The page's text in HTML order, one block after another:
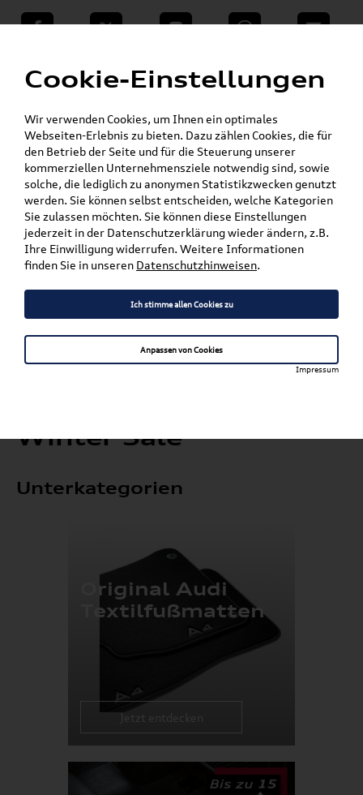
teilen Twitter Instagram WhatsApp E-Mail
VW Shop - VW Originalteile und Zubehör »
Winter Sale
Mein Kundenkonto Warenkorb
Artikel für ihr Modell
Marke wählen
Modell wählen
Karosserieform wählen
Winter Sale
Unterkategorien
Original Audi
Textilfußmatten
Cookie-Einstellungen
Wir verwenden Cookies, um Ihnen ein optimales
Webseiten-Erlebnis zu bieten. Dazu zählen Cookies, die für
den Betrieb der Seite und für die Steuerung unserer
kommerziellen Unternehmensziele notwendig sind, sowie
solche, die lediglich zu anonymen Statistikzwecken genutzt
werden. Sie können selbst entscheiden, welche Kategorien
Sie zulassen möchten. Sie können diese Einstellungen
jederzeit in der Datenschutzerklärung wieder ändern, z.B.
Ihre Einwilligung widerrufen. Weitere Informationen
finden Sie in unseren Datenschutzhinweisen.
Ich stimme allen Cookies zu
Anpassen von Cookies
Impressum